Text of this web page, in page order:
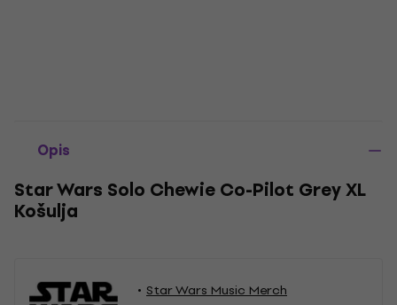
Opis
Star Wars Solo Chewie Co-Pilot Grey XL
Košulja
Star Wars Music Merch